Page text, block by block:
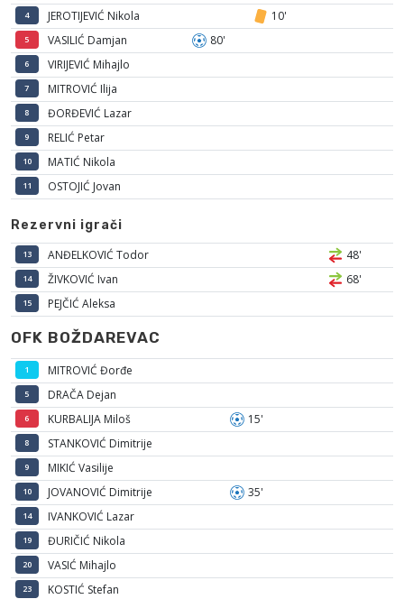
4 JEROTIJEVIĆ Nikola 10'
5 VASILIĆ Damjan 80'
6 VIRIJEVIĆ Mihajlo
7 MITROVIĆ Ilija
8 ĐORĐEVIĆ Lazar
9 RELIĆ Petar
10 MATIĆ Nikola
11 OSTOJIĆ Jovan
Rezervni igrači
13 ANĐELKOVIĆ Todor 48'
14 ŽIVKOVIĆ Ivan 68'
15 PEJČIĆ Aleksa
OFK BOŽDAREVAC
1 MITROVIĆ Đorđe
5 DRAČA Dejan
6 KURBALIJA Miloš 15'
8 STANKOVIĆ Dimitrije
9 MIKIĆ Vasilije
10 JOVANOVIĆ Dimitrije 35'
14 IVANKOVIĆ Lazar
19 ĐURIČIĆ Nikola
20 VASIĆ Mihajlo
23 KOSTIĆ Stefan